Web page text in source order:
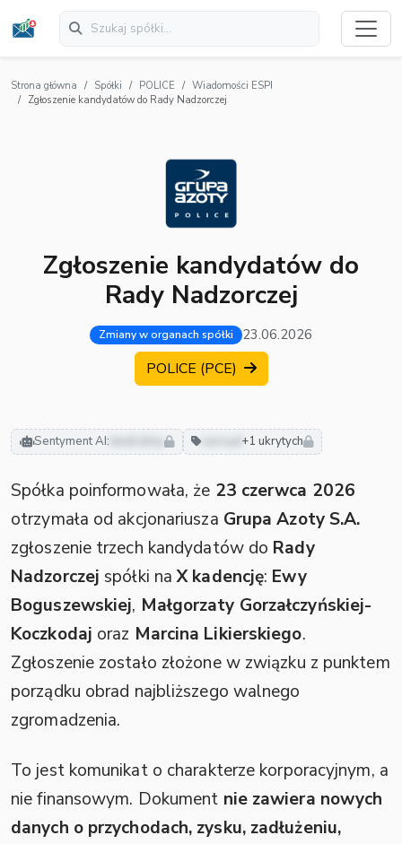
Strona główna Spółki POLICE
Wiadomości ESPI
Zgłoszenie kandydatów do Rady Nadzorczej
Zgłoszenie kandydatów do
Rady Nadzorczej
Zmiany w organach spółki 23.06.2026
POLICE (PCE)
Sentyment AI: neutralny +1 ukrytych
Spółka poinformowała, że 23 czerwca 2026
otrzymała od akcjonariusza Grupa Azoty S.A.
zgłoszenie trzech kandydatów do Rady
Nadzorczej spółki naX kadencję: Ewy
Boguszewskiej, Małgorzaty Gorzałczyńskiej-
Koczkodaj oraz Marcina Likierskiego.
Zgłoszenie zostało złożone w związku z punktem
porządku obrad najbliższego walnego
zgromadzenia.
To jest komunikat o charakterze korporacyjnym, a
nie finansowym. Dokument nie zawiera nowych
danych o przychodach, zysku, zadłużeniu,